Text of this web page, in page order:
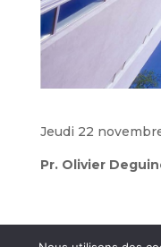
Jeudi 22
Pr. Olivier